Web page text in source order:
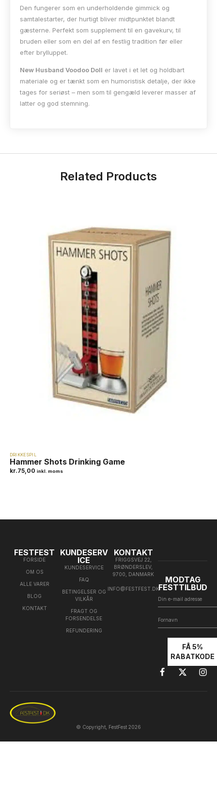
Den fungerer som en underholdende gimmick og
samtalestarter, der hurtigt bliver midtpunktet blandt
gæsterne. Perfekt som supplement til en gavekurv, til
bruden eller som en del af en festlig tradition før eller
efter brylluppet.
New Husband Voodoo Doll er lavet i et let og holdbart
materiale og er tænkt som en humoristisk detalje, der ikke
tages for seriøst – men som til gengæld leverer masser af
latter og god stemning.
Related Products
DRIKKESPIL
Hammer Shots Drinking Game
kr.75,00 inkl. moms
FESTFEST
FORSIDE
OM OS
ALLE VARER
BLOG
KONTAKT
KUNDESERV
ICE
KUNDESERVICE
FAQ
BETINGELSER OG
VILKÅR
FRAGT OG
FORSENDELSE
REFUNDERING
KONTAKT
FRIGGSVEJ 22,
BRØNDERSLEV,
9700, DANMARK
INFO@FESTFEST.DK
MODTAG
FESTTILBUD
FÅ 5%
RABATKODE
© Copyright, FestFest 2026